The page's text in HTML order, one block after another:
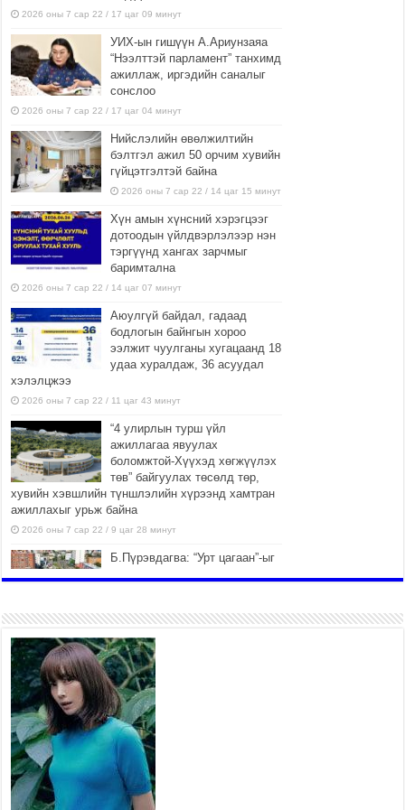
2026 оны 7 сар 22 / 17 цаг 09 минут
УИХ-ын гишүүн А.Ариунзаяа
“Нээлттэй парламент” танхимд
ажиллаж, иргэдийн саналыг
сонслоо
2026 оны 7 сар 22 / 17 цаг 04 минут
Нийслэлийн өвөлжилтийн
бэлтгэл ажил 50 орчим хувийн
гүйцэтгэлтэй байна
2026 оны 7 сар 22 / 14 цаг 15 минут
Хүн амын хүнсний хэрэгцээг
дотоодын үйлдвэрлэлээр нэн
тэргүүнд хангах зарчмыг
баримтална
2026 оны 7 сар 22 / 14 цаг 07 минут
Аюулгүй байдал, гадаад
бодлогын байнгын хороо
ээлжит чуулганы хугацаанд 18
удаа хуралдаж, 36 асуудал
хэлэлцжээ
2026 оны 7 сар 22 / 11 цаг 43 минут
“4 улирлын турш үйл
ажиллагаа явуулах
боломжтой-Хүүхэд хөгжүүлэх
төв” байгуулах төсөлд төр,
хувийн хэвшлийн түншлэлийн хүрээнд хамтран
ажиллахыг урьж байна
2026 оны 7 сар 22 / 9 цаг 28 минут
Б.Пүрэвдагва: “Урт цагаан”-ыг
2026 оны 7 сар 21 / 16 цаг 47 минут
Тусгай замын автобус /BRT/ төслийн удирдах
хорооны ээлжит хуралдаан боллоо
2026 оны 7 сар 21 / 16 цаг 43 минут
Ерөнхий сайд Н.Учрал БНХАУ-аас Монгол Улсад
суугаа Элчин сайд Шэнь Миньжюанийг хүлээн
авч уулзав
2026 оны 7 сар 21 / 16 цаг 39 минут
БҮГД НАЙРАМДАХ ТАЖИКИСТАН УЛСТАЙ